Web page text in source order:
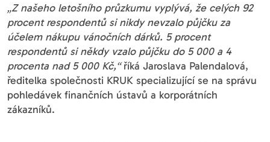
„Z našeho letošního průzkumu vyplývá, že celých 92
procent respondentů si nikdy nevzalo půjčku za
účelem nákupu vánočních dárků. 5 procent
respondentů si někdy vzalo půjčku do 5 000 a 4
procenta nad 5 000 Kč,“říká Jaroslava Palendalová,
ředitelka společnosti KRUK specializující se na správu
pohledávek finančních ústavů a korporátních
zákazníků.